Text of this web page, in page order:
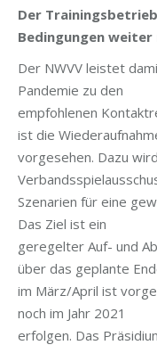
Der
Bedingungen weiter
Der NWVV leistet
Pandemie zu den
empfohlenen
ist die
vorgesehen. Dazu
Szenarien für eine
Das Ziel ist ein
geregelter Auf- und
über das geplante
im März/April ist
noch im Jahr 2021
erfolgen. Das